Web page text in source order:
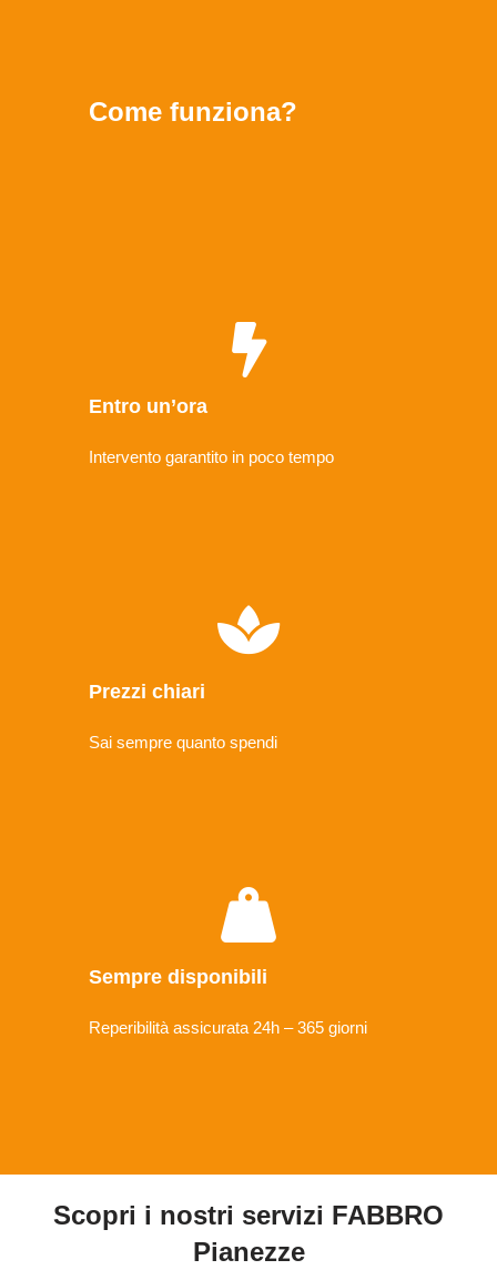
Come funziona?
Entro un’ora
Intervento garantito in poco tempo
Prezzi chiari
Sai sempre quanto spendi
Sempre disponibili
Reperibilità assicurata 24h – 365 giorni
Scopri i nostri servizi FABBRO
Pianezze